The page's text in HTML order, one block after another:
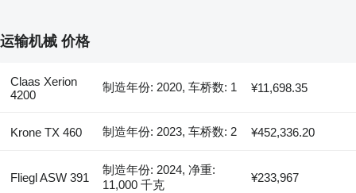
运输机械 价格
Claas Xerion
4200
制造年份: 2020, 车桥数: 1 ¥11,698.35
Krone TX 460 制造年份: 2023, 车桥数: 2 ¥452,336.20
Fliegl ASW 391
制造年份: 2024, 净重:
11,000 千克
¥233,967